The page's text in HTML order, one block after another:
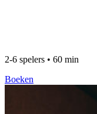
2-6 spelers • 60 min
Boeken